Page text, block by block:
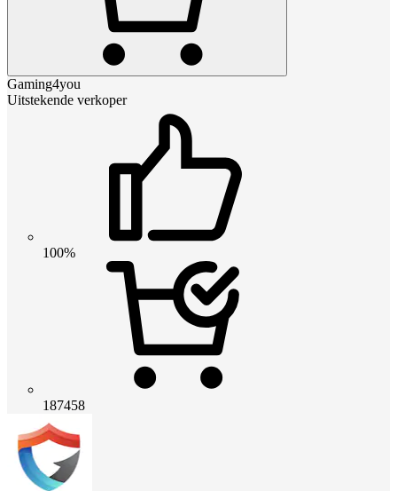
Gaming4you
Uitstekende verkoper
100%
187458